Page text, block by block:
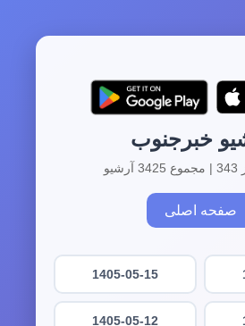
خبرجنوب
صفحه اصلی
1405-05-15
1405-05-12